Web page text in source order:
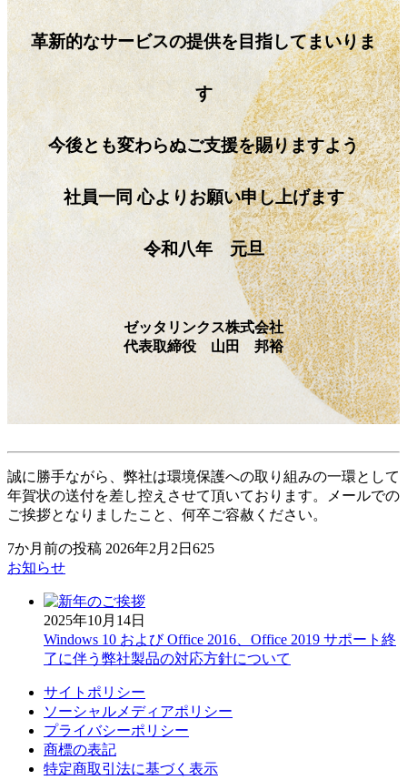
革新的なサービスの提供を目指してまいりま
す
今後とも変わらぬご支援を賜りますよう
社員一同 心よりお願い申し上げます
令和八年 元旦
ゼッタリンクス株式会社
代表取締役 山田 邦裕
誠に勝手ながら、弊社は環境保護への取り組みの一環として
年賀状の送付を差し控えさせて頂いております。メールでの
ご挨拶となりましたこと、何卒ご容赦ください。
7か月前の投稿 2026年2月2日 625
お知らせ
2025年10月14日
Windows 10 および Office 2016、Office 2019 サポート終
了に伴う弊社製品の対応方針について
サイトポリシー
ソーシャルメディアポリシー
プライバシーポリシー
商標の表記
特定商取引法に基づく表示